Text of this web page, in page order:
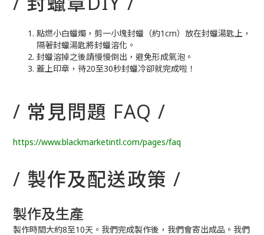
點燃小白蠟燭，剪一小塊封蠟（約1cm）放在封蠟湯匙上，
隔著封蠟湯匙將封蠟溶化。
封蠟溶掉之後請慢慢倒出，避免形成氣泡。
蓋上印章，待20至30秒封蠟冷卻就完成啦！
/ 常見問題 FAQ /
https://www.blackmarketintl.com/pages/faq
/ 製作及配送政策 /
製作及生產
製作時間大約8至10天。我們完成製作後，我們會寄出成品。我們